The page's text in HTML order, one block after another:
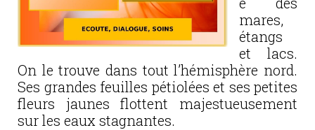
mares,
étangs
et lacs.
On le trouve dans tout l’hémisphère nord.
Ses grandes feuilles pétiolées et ses petites
fleurs jaunes flottent majestueusement
sur les eaux stagnantes.